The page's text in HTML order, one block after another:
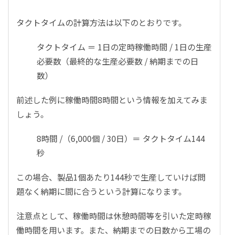
タクトタイムの計算方法は以下のとおりです。
タクトタイム ＝ 1日の定時稼働時間 / 1日の生産
必要数（最終的な生産必要数 / 納期までの日
数）
前述した例に稼働時間8時間という情報を加えてみま
しょう。
8時間 /（6,000個 / 30日）＝ タクトタイム144
秒
この場合、製品1個あたり144秒で生産していけば問
題なく納期に間に合うという計算になります。
注意点として、稼働時間は休憩時間等を引いた定時稼
働時間を用います。また、納期までの日数から工場の